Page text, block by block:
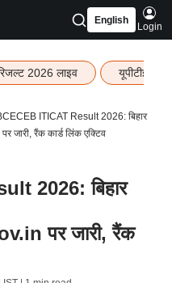
English
Login
2026 लाइव यूपीटीईटी
ITICAT Result 2026: बिहार
रैंक कार्ड लिंक एक्टिव
2026: बिहार
पर जारी, रैंक